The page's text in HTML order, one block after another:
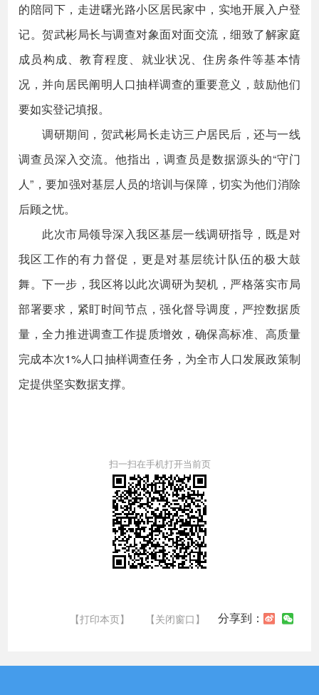
的陪同下，走进曙光路小区居民家中，实地开展入户登
记。贺武彬局长与调查对象面对面交流，细致了解家庭
成员构成、教育程度、就业状况、住房条件等基本情
况，并向居民阐明人口抽样调查的重要意义，鼓励他们
要如实登记填报。
调研期间，贺武彬局长走访三户居民后，还与一线
调查员深入交流。他指出，调查员是数据源头的“守门
人”，要加强对基层人员的培训与保障，切实为他们消除
后顾之忧。
此次市局领导深入我区基层一线调研指导，既是对
我区工作的有力督促，更是对基层统计队伍的极大鼓
舞。下一步，我区将以此次调研为契机，严格落实市局
部署要求，紧盯时间节点，强化督导调度，严控数据质
量，全力推进调查工作提质增效，确保高标准、高质量
完成本次1%人口抽样调查任务，为全市人口发展政策制
定提供坚实数据支撑。
扫一扫在手机打开当前页
【打印本页】 【关闭窗口】 分享到：